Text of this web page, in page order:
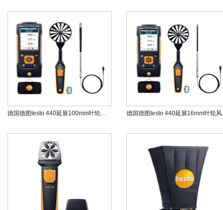
德国德图testo 440延展100mm叶轮风速测量套装 德